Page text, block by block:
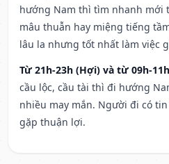
hướng Nam thì tìm nhanh mới
mâu thuẫn hay miệng tiếng
lâu la nhưng tốt nhất làm việc
Từ 21h-23h (Hợi) và từ 09h-
cầu lộc, cầu tài thì đi hướng
nhiều may mắn. Người đi có
gặp thuận lợi.